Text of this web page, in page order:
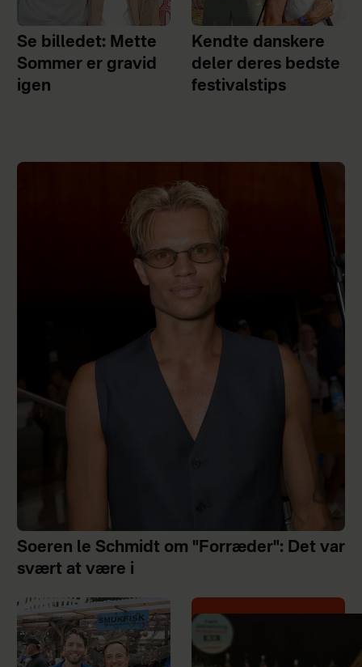
Se billedet: Mette
Sommer er gravid
igen
Kendte danskere
deler deres bedste
festivalstips
Soeren le Schmidt om "Forræder": Det var
svært at være i